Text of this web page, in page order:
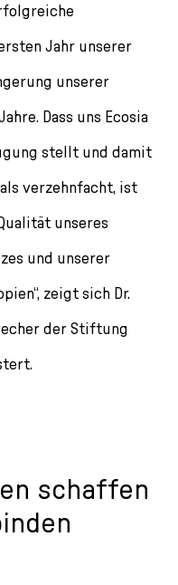
Jahr unserer
unserer
Dass uns Ecosia
stellt und damit
verzehnfacht, ist
unseres
und unserer
zeigt sich Dr.
der Stiftung
schaffen